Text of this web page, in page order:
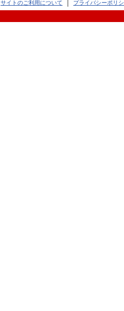
サイトのご利用について プライバシーポリ